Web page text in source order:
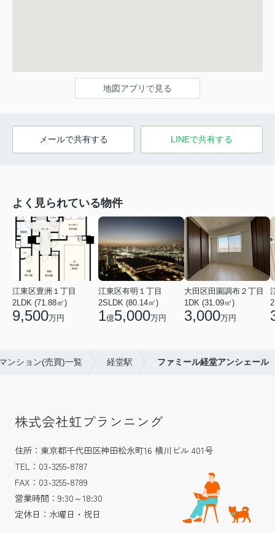
地図アプリで見る
メールで共有する LINEで共有する
よく見られている物件
江東区豊洲１丁目
2LDK (71.88㎡)
9,500万円
江東区有明１丁目
2SLDK (80.14㎡)
1億5,000万円
大田区田園調布２丁目
1DK (31.09㎡)
3,000万円
ンション(売買)一覧 経堂駅 ファミール経堂アンシェール
株式会社虹プランニング
住所：東京都千代田区神田松永町16 横川ビル 401号
TEL：03-3255-8787
FAX：03-3255-8789
営業時間：9:30～18:30
定休日：水曜日・祝日